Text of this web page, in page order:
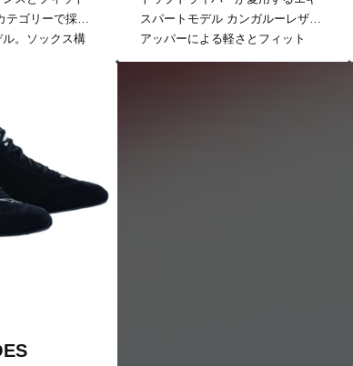
テゴリーで採用
。ソックス構
スパートモデル カンガルーレザー
アッパーによる軽さとフィット
感、着脱のしやすさを合わせ持つ